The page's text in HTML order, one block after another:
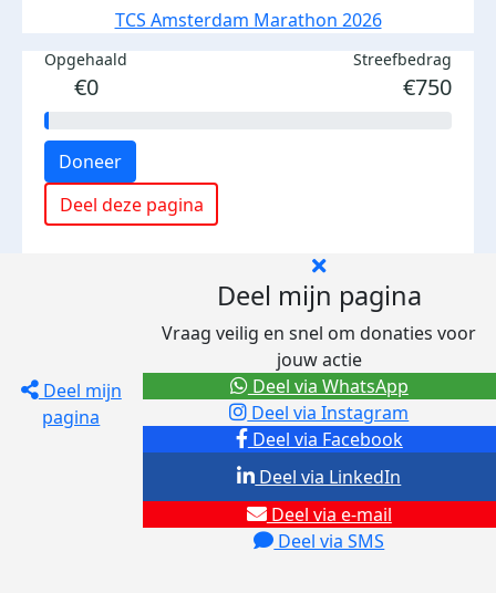
TCS Amsterdam Marathon 2026
Opgehaald
€0
Streefbedrag
€750
Doneer
Deel deze pagina
Deel mijn
pagina
Deel mijn pagina
Vraag veilig en snel om donaties voor
jouw actie
Deel via Facebook
Deel via Instagram
Deel via e-mail
Deel via SMS
Deel via LinkedIn
Deel via WhatsApp